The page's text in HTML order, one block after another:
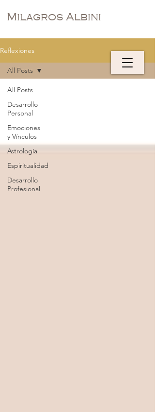
Milagros Albini
Reflexiones
All Posts
Desarrollo
Personal
Emociones
y Vínculos
Astrología
Espiritualidad
Desarrollo
Profesional
All Posts